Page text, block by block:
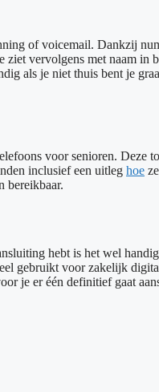
of voicemail. Dankzij
vervolgens met naam in
als je niet thuis bent je
voor senioren. Deze
inclusief een uitleg hoe
bereikbaar.
hebt is het wel
gebruikt voor zakelijk
je er één definitief gaat